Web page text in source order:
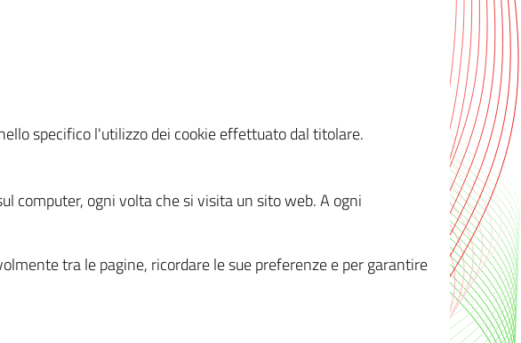
specifico l'utilizzo dei cookie effettuato dal titolare.
computer, ogni volta che si visita un sito web. A ogni
tra le pagine, ricordare le sue preferenze e per garantire